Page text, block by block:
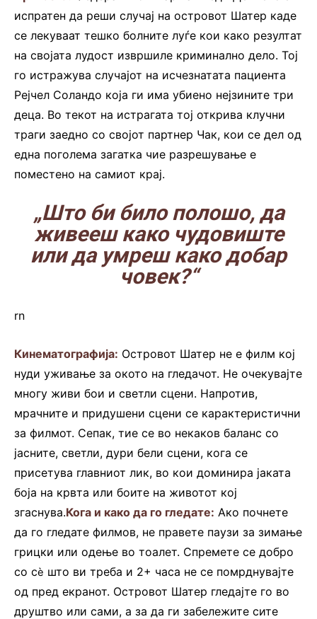
испратен да реши случај на островот Шатер каде
се лекуваат тешко болните луѓе кои како резултат
на својата лудост извршиле криминално дело. Тој
го истражува случајот на исчезнатата пациента
Рејчел Соландо која ги има убиено нејзините три
деца. Во текот на истрагата тој открива клучни
траги заедно со својот партнер Чак, кои се дел од
една поголема загатка чие разрешување е
поместено на самиот крај.
„Што би било полошо, да
живееш како чудовиште
или да умреш како добар
човек?“
rn
Кинематографија: Островот Шатер не е филм кој
нуди уживање за окото на гледачот. Не очекувајте
многу живи бои и светли сцени. Напротив,
мрачните и придушени сцени се карактеристични
за филмот. Сепак, тие се во некаков баланс со
јасните, светли, дури бели сцени, кога се
присетува главниот лик, во кои доминира јаката
боја на крвта или боите на животот кој
згаснува.Кога и како да го гледате: Ако почнете
да го гледате филмов, не правете паузи за зимање
грицки или одење во тоалет. Спремете се добро
со сѐ што ви треба и 2+ часа не се помрднувајте
од пред екранот. Островот Шатер гледајте го во
друштво или сами, а за да ги забележите сите